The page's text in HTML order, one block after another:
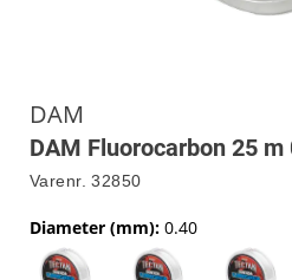
DAM
DAM Fluorocarbon 25 m
Varenr. 32850
Diameter (mm): 0.40